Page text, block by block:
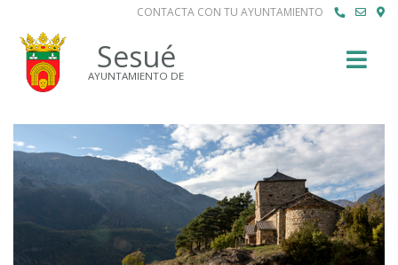
CONTACTA CON TU AYUNTAMIENTO
Sesué
AYUNTAMIENTO DE